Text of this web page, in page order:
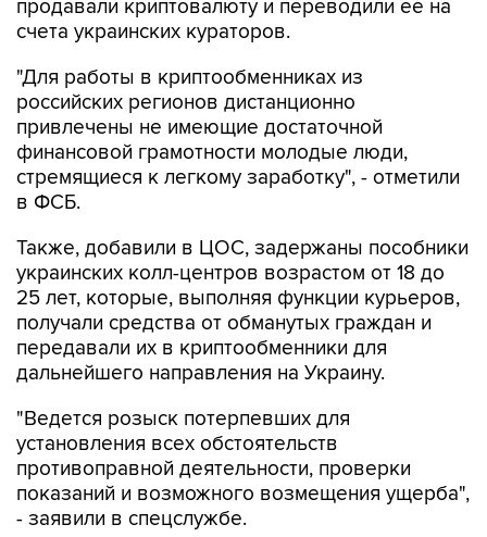
"Для работы в криптообменниках из
привлечены не имеющие достаточной
финансовой грамотности молодые люди,
стремящиеся к легкому заработку", - отметили
в ФСБ.
Также, добавили в ЦОС, задержаны пособники
25 лет, которые, выполняя функции курьеров,
получали средства от обманутых граждан и
передавали их в криптообменники для
дальнейшего направления на Украину.
"Ведется розыск потерпевших для
противоправной деятельности, проверки
показаний и возможного возмещения ущерба",
- заявили в спецслужбе.
Следственными подразделениями МВД РФ